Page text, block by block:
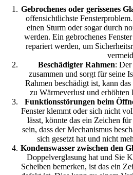
Gebrochenes oder gerissenes
offensichtlichste
einen Sturm oder sogar durch
werden. Ein gebrochenes
repariert werden, um
Beschädigter Rahmen: Der
zusammen und sorgt für seine
Rahmen beschädigt ist, kann
zu Wärmeverlust und erhöhten
Funktionsstörungen beim
Fenster klemmt oder sich nicht
lässt, könnte das ein Zeichen
sein, dass der Mechanismus
sich gesetzt hat und nicht
Kondenswasser zwischen den
Doppelverglasung hat und Sie
Scheiben bemerken, ist das ein